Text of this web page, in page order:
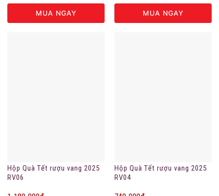
MUA NGAY MUA NGAY
Hộp Quà Tết rượu vang 2025
RV06
Hộp Quà Tết rượu vang 2025
RV04